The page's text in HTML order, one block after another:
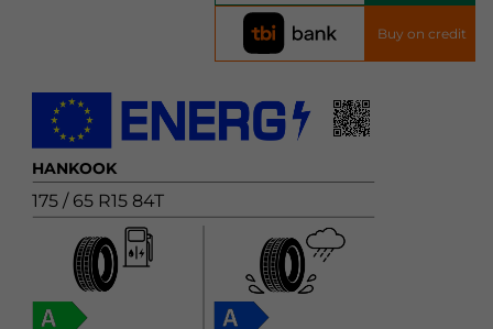
Buy on credit
HANKOOK
175 / 65 R15 84T